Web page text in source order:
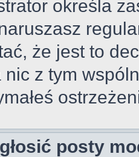
określa
że jest to
nic z tym
posty